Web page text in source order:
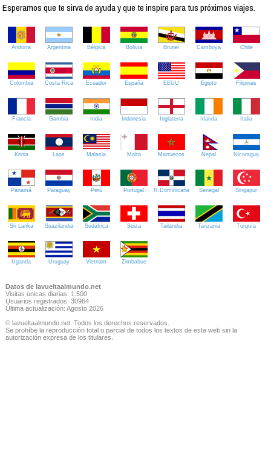
Esperamos que te sirva de ayuda y que te inspire para tus próximos viajes.
Andorra Argentina Bélgica Bolivia Brunei Camboya Chile
Colombia Costa Rica Ecuador España EEUU Egipto Filipinas
Francia Gambia India Indonesia Inglaterra Irlanda Italia
Kenia Laos Malasia Malta Marruecos Nepal Nicaragua
Panamá Paraguay Perú Portugal R.Dominicana Senegal Singapur
Sri Lanka Suazilandia Sudáfrica Suiza Tailandia Tanzania Turquía
Uganda Uruguay Vietnam Zimbabue
Datos de lavueltaalmundo.net
Visitas únicas diarias: 1.500
Usuarios registrados: 30964
Última actualización: Agosto 2026
© lavueltaalmundo.net. Todos los derechos reservados.
Se prohíbe la reproducción total o parcial de todos los textos de esta web sin la
autorización expresa de los titulares.